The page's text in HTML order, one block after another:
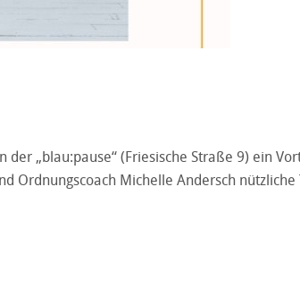
„blau:pause“ (Friesische Straße 9) ein
Ordnungscoach Michelle Andersch